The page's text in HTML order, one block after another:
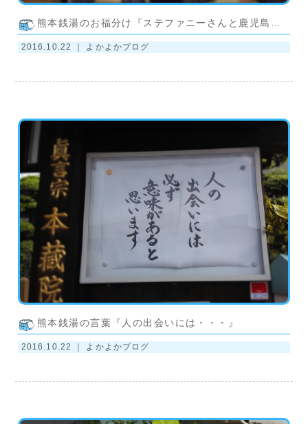
2016.10.22 ｜ よかよかブログ
熊本銭湯の言葉『人の出会いには・・・』
2016.10.22 ｜ よかよかブログ